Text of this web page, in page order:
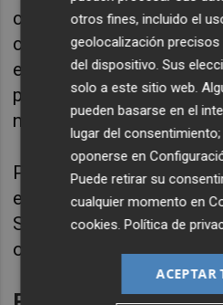
contagiados, agrega.
calcula en los1185
económicos que
producción europea la
negra.
Por otra parte, la UE
el
tratamiento en frío
Sudáfrica para prevenir
otra plaga vegetal como
otros fines, incluido el
geolocalización
del dispositivo. Sus
solo a este sitio web.
pueden basarse en el
lugar del
oponerse en
Puede retirar su
cualquier momento en
cookies.Política de
ACEPTAR